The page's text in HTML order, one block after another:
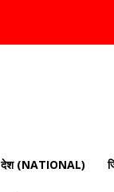
देश (NATIONAL)